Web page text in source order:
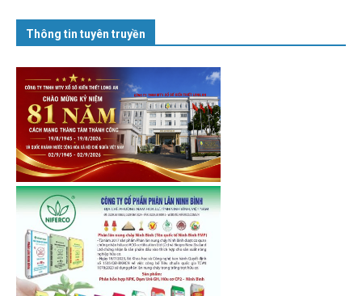
Thông tin tuyên truyền